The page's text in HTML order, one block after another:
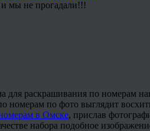
мы не прогадали!!!
для раскрашивания по номерам
номерам по фото выглядит
в Омске, прислав
набора подобное